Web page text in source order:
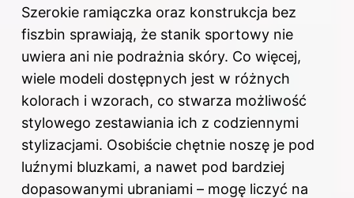
Szerokie ramiączka oraz konstrukcja bez
fiszbin sprawiają, że stanik sportowy nie
uwiera ani nie podrażnia skóry. Co więcej,
wiele modeli dostępnych jest w różnych
kolorach i wzorach, co stwarza możliwość
stylowego zestawiania ich z codziennymi
stylizacjami. Osobiście chętnie noszę je pod
luźnymi bluzkami, a nawet pod bardziej
dopasowanymi ubraniami – mogę liczyć na